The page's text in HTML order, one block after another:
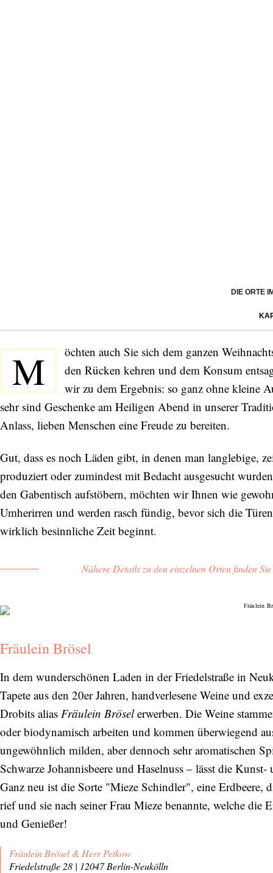
DIE ORTE
M
öchten auch Sie sich dem ganzen
den Rücken kehren und dem Konsum
wir zu dem Ergebnis: so ganz ohne kleine
sehr sind Geschenke am Heiligen Abend in unserer
Anlass, lieben Menschen eine Freude zu bereiten.
Gut, dass es noch Läden gibt, in denen man langlebige,
produziert oder zumindest mit Bedacht ausgesucht
den Gabentisch aufstöbern, möchten wir Ihnen wie
Umherirren und werden rasch fündig, bevor sich die
wirklich besinnliche Zeit beginnt.
Nähere Details zu den einzelnen Orten finden
Fräulein Brösel
In dem wunderschönen Laden in der Friedelstraße in
Tapete aus den 20er Jahren, handverlesene Weine und
Drobits alias Fräulein Bröselerwerben. Die Weine
oder biodynamisch arbeiten und kommen überwiegend
ungewöhnlich milden, aber dennoch sehr aromatischen
Schwarze Johannisbeere und Haselnuss – lässt die
Ganz neu ist die Sorte "Mieze Schindler", eine
rief und sie nach seiner Frau Mieze benannte, welche die
und Genießer!
Fräulein Brösel & Herr Petkow
Friedelstraße 28 | 12047 Berlin-Neukölln